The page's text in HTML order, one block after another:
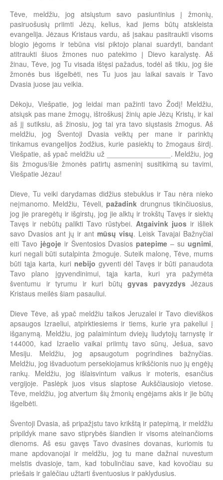
Tėve, meldžiu, jog atsiųstum savo pasiuntinius į žmonių,
pasiruošusių priimti Jėzų, kelius, kad jiems būtų atskleista
evangelija. Jėzaus Kristaus vardu, aš įsakau pasitraukti visoms
blogio jėgoms ir tebūna visi piktojo planai suardyti, bandant
atitraukti šiuos žmones nuo patekimo į Dievo karalystę. Aš
žinau, Tėve, jog Tu visada ištęsi pažadus, todėl aš tikiu, jog šie
žmonės bus išgelbėti, nes Tu juos jau laikai savais ir Tavo
Dvasia juose jau veikia.
Dėkoju, Viešpatie, jog leidai man pažinti tavo Žodį! Meldžiu,
atsiųsk pas mane žmogų, ištroškusį žinių apie Jėzų Kristų, ir kai
aš jį sutiksiu, aš žinosiu, jog tai yra tavo siųstasis žmogus. Aš
meldžiu, jog Šventoji Dvasia veiktų per mane ir parinktų
tinkamus evangelijos žodžius, kurie pasiektų to žmogaus širdį.
Viešpatie, aš ypač meldžiu už ________________. Meldžiu, jog
šis žmogus/šie žmonės patirtų asmeninį susitikimą su tavimi,
Viešpatie Jėzau!
Dieve, Tu veiki darydamas didžius stebuklus ir Tau nėra nieko
neįmanomo. Meldžiu, Tėveli,pažadink drungnus tikinčiuosius,
jog jie praregėtų ir išgirstų, jog jie alktų ir trokštų Tavęs ir siektų
Tavęs ir nebūtų palikti Tavo rūstybei. Atgaivink juos ir išliek
savo Dvasios ant jų ir ant mūsų visų. Leisk Tavajai Bažnyčiai
eiti Tavo jėgojeir Šventosios Dvasiospatepime – su ugnimi,
kuri negali būti sutalpinta žmoguje. Suteik malonę, Tėve, mums
būti tąja karta, kuri nebijo gyventi dėl Tavęs ir būti panaudota
Tavo plano įgyvendinimui, tąja karta, kuri yra pažymėta
šventumu ir tyrumu ir kuri būtų gyvas pavyzdys Jėzaus
Kristaus meilės šiam pasauliui.
Dieve Tėve, aš ypač meldžiu taikos Jeruzalei ir Tavo dieviškos
apsaugos Izraeliui, atpirktiesiems ir tiems, kurie yra pakeliui į
išganymą. Meldžiu, jog palaimintum dviejų liudytojų tarnystę ir
144000, kad Izraelio vaikai priimtų tavo sūnų, Ješua, savo
Mesiju. Meldžiu, jog apsaugotum pogrindines bažnyčias.
Meldžiu, jog išvaduotum persekiojamus krikščionis nuo jų engėjų
rankų. Meldžiu, jog išlaisvintum vaikus ir moteris, esančius
vergijoje. Paslėpk juos visus slaptose Aukščiausiojo vietose.
Tėve, meldžiu, jog atvertum šių žmonių engėjams akis ir jie būtų
išgelbėti.
Šventoji Dvasia, aš pripažįstu tavo krikštą ir patepimą, ir meldžiu
pripildyk mane savo stiprybės šiandien ir visoms ateinančioms
dienoms. Aš esu gavęs Tavo dvasines dovanas, kuriomis tu
mane apdovanojai ir meldžiu, jog tu mane dažnai nuvestum
melstis dvasioje, tam, kad tobulinčiau save, kad kovočiau su
priešais ir galėčiau užtarti šventuosius ir paklydusius.